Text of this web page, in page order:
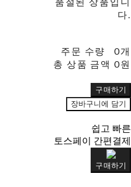
다.
주문 수량
0개
총 상품 금액 0원
구매하기
장바구니에 담기
쉽고 빠른
토스페이 간편결제
구매하기